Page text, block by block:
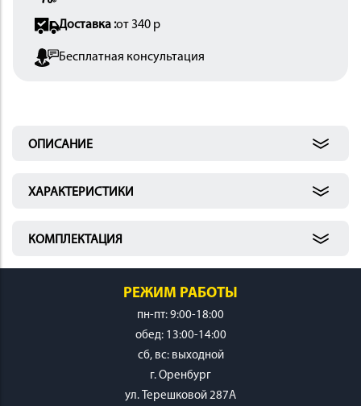
Доставка :от 340 р
Бесплатная консультация
ОПИСАНИЕ
ХАРАКТЕРИСТИКИ
КОМПЛЕКТАЦИЯ
РЕЖИМ РАБОТЫ
пн-пт: 9:00-18:00
обед: 13:00-14:00
cб, вс: выходной
г. Оренбург
ул. Терешковой 287А